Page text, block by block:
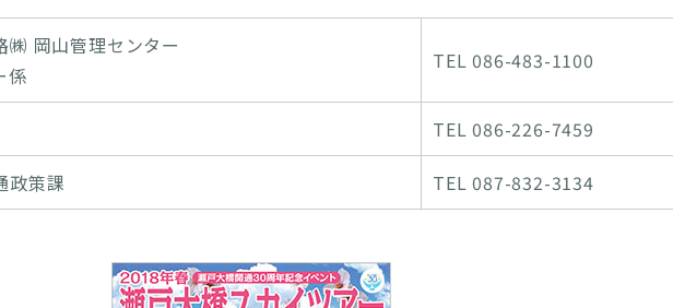
岡山管理センター
係
TEL 086-483-1100
TEL 086-226-7459
政策課 TEL 087-832-3134